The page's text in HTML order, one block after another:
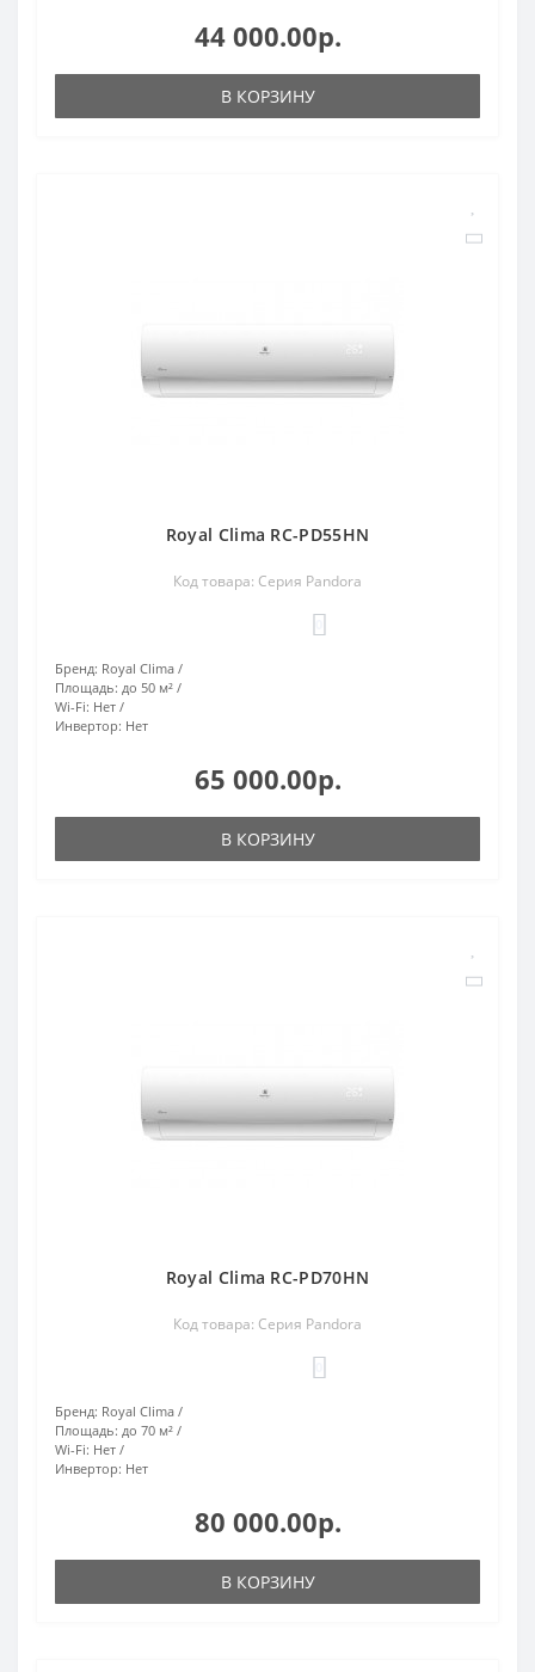
44 000.00р.
В КОРЗИНУ
Royal Clima RC-PD55HN
Код товара: Серия Pandora
Бренд: Royal Clima
Площадь: до 50 м²
Wi-Fi: Нет
Инвертор: Нет
65 000.00р.
В КОРЗИНУ
Royal Clima RC-PD70HN
Код товара: Серия Pandora
Бренд: Royal Clima
Площадь: до 70 м²
Wi-Fi: Нет
Инвертор: Нет
80 000.00р.
В КОРЗИНУ